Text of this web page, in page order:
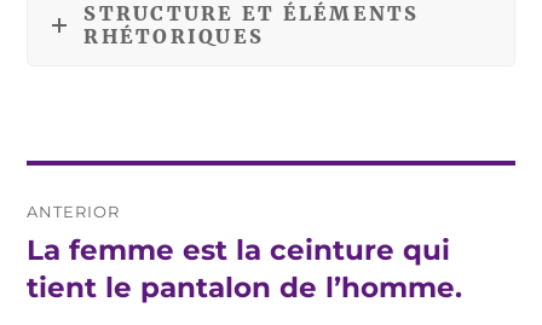
STRUCTURE ET ÉLÉMENTS
RHÉTORIQUES
de
entradas
ANTERIOR
Entrada
anterior:
La femme est la ceinture qui
tient le pantalon de l’homme.